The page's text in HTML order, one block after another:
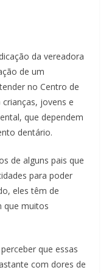
da vereadora
de um
no Centro de
crianças, jovens e
que dependem
dentário.
de alguns pais que
para poder
eles têm de
que muitos
que essas
com dores de